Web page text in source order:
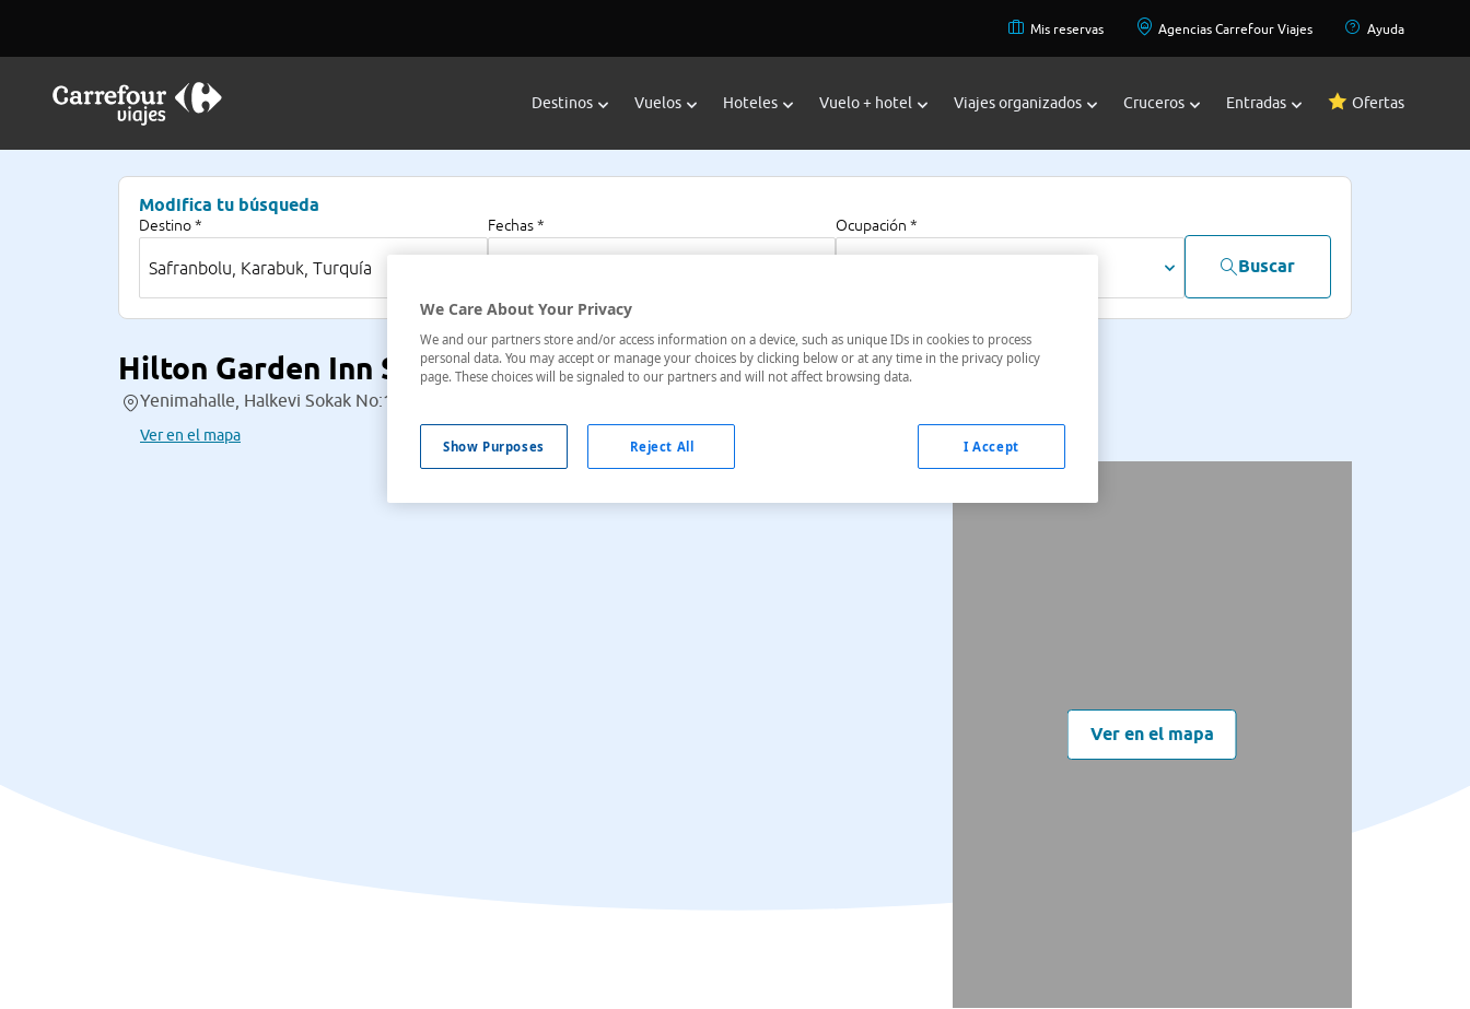
Mis reservas Agencias Carrefour Viajes Ayuda
Destinos Vuelos Hoteles Vuelo + hotel Viajes organizados Cruceros Entradas Ofertas
Modifica tu búsqueda
Destino * Fechas * Ocupación *
Buscar
Hilton Garden Inn Safranbolu
Yenimahalle, Halkevi Sokak No:12,12 , Safranbolu, Karabuk, Turquía
Ver en el mapa
Ver en el mapa
We Care About Your Privacy
We and our partners store and/or access information on a device, such as unique IDs in cookies to process
personal data. You may accept or manage your choices by clicking below or at any time in the privacy policy
page. These choices will be signaled to our partners and will not affect browsing data.
Show Purposes Reject All I Accept